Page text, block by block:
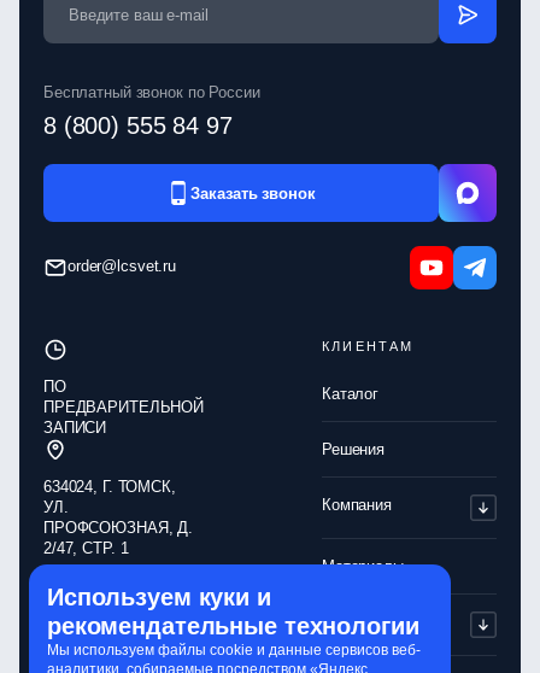
Бесплатный звонок по России
8 (800) 555 84 97
Заказать звонок
order@lcsvet.ru
КЛИЕНТАМ
Каталог
Решения
Компания
Материалы
Партнерам
ПО
ПРЕДВАРИТЕЛЬНОЙ
ЗАПИСИ
634024, Г. ТОМСК,
УЛ.
ПРОФСОЮЗНАЯ, Д.
2/47, СТР. 1
Обработка
персональных
данных
Используем куки и
рекомендательные технологии
Мы используем файлы cookie и данные сервисов веб-
аналитики, собираемые посредством «Яндекс